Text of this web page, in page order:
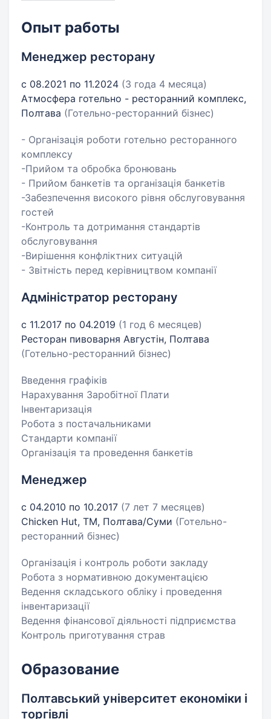
Опыт работы
Менеджер ресторану
с 08.2021 по 11.2024 (3 года 4 месяца)
Атмосфера готельно - ресторанний комплекс,
Полтава (Готельно-ресторанний бізнес)
- Організація роботи готельно ресторанного
комплексу
-Прийом та обробка бронювань
- Прийом банкетів та організація банкетів
-Забезпечення високого рівня обслуговування
гостей
-Контроль та дотримання стандартів
обслуговування
-Вирішення конфліктних ситуацій
- Звітність перед керівництвом компанії
Адміністратор ресторану
с 11.2017 по 04.2019 (1 год 6 месяцев)
Ресторан пивоварня Августін, Полтава
(Готельно-ресторанний бізнес)
Введення графіків
Нарахування Заробітної Плати
Інвентаризація
Робота з постачальниками
Стандарти компанії
Організація та проведення банкетів
Менеджер
с 04.2010 по 10.2017 (7 лет 7 месяцев)
Chicken Hut, ТМ, Полтава/Суми (Готельно-
ресторанний бізнес)
Організація і контроль роботи закладу
Робота з нормативною документацією
Ведення складського обліку і проведення
інвентаризації
Ведення фінансової діяльності підприємства
Контроль приготування страв
Образование
Полтавський університет економіки і
торгівлі